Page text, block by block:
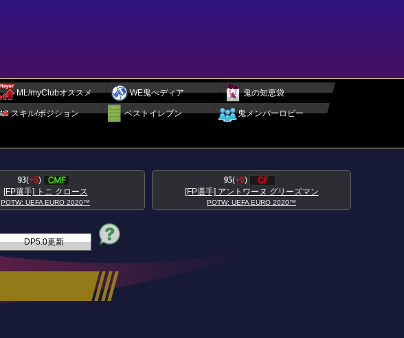
ML/myClubオススメ WE鬼ぺディア 鬼の知恵袋
スキル/ポジション ベストイレブン 鬼メンバーロビー
93(+5)
[FP選手] トニ クロース
POTW: UEFA EURO 2020™
95(+5)
[FP選手] アントワーヌ グリーズマン
POTW: UEFA EURO 2020™
DP5.0更新